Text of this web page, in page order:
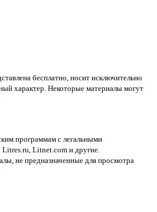
бесплатно, носит исключительно
характер. Некоторые материалы могут
программам с легальными
Litres.ru, Litnet.com и другие.
не предназначенные для просмотра